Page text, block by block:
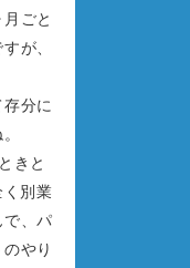
ごと
が、
分に
きと
別業
で、パ
やり